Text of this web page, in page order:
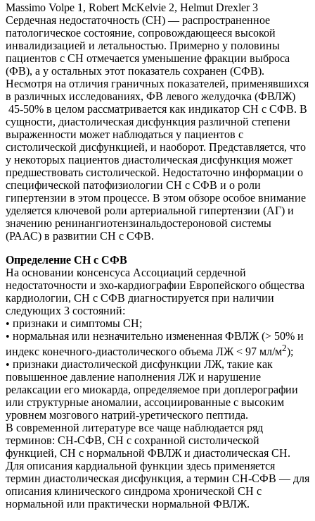
Massimo Volpe 1, Robert McKelvie 2, Helmut Drexler 3
Сердечная недостаточность (СН) — распространенное
патологическое состояние, сопровождающееся высокой
инвалидизацией и летальностью. Примерно у половины
пациентов с СН отмечается уменьшение фракции выброса
(ФВ), а у остальных этот показатель сохранен (СФВ).
Несмотря на отличия граничных показателей, применявшихся
в различных исследованиях, ФВ левого желудочка (ФВЛЖ)
45-50% в целом рассматривается как индикатор СН с СФВ. В
сущности, диастолическая дисфункция различной степени
выраженности может наблюдаться у пациентов с
систолической дисфункцией, и наоборот. Представляется, что
у некоторых пациентов диастолическая дисфункция может
предшествовать систолической. Недостаточно информации о
специфической патофизиологии СН с СФВ и о роли
гипертензии в этом процессе. В этом обзоре особое внимание
уделяется ключевой роли артериальной гипертензии (АГ) и
значению ренинангиотензинальдостероновой системы
(РААС) в развитии СН с СФВ.
Определение СН с СФВ
На основании консенсуса Ассоциаций сердечной
недостаточности и эхо-кардиографии Европейского общества
кардиологии, СН с СФВ диагностируется при наличии
следующих 3 состояний:
• признаки и симптомы СН;
• нормальная или незначительно измененная ФВЛЖ (> 50% и
индекс конечного-диастолического объема ЛЖ < 97 мл/м2);
• признаки диастолической дисфункции ЛЖ, такие как
повышенное давление наполнения ЛЖ и нарушение
релаксации его миокарда, определяемое при доплерографии
или структурные аномалии, ассоциированные с высоким
уровнем мозгового натрий-уретического пептида.
В современной литературе все чаще наблюдается ряд
терминов: СН-СФВ, СН с сохранной систолической
функцией, СН с нормальной ФВЛЖ и диастолическая СН.
Для описания кардиальной функции здесь применяется
термин диастолическая дисфункция, а термин СН-СФВ — для
описания клинического синдрома хронической СН с
нормальной или практически нормальной ФВЛЖ.